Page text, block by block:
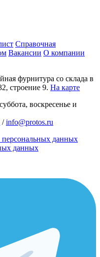
Справочная
Вакансии О компании
фурнитура со склада в
строение 9. На карте
воскресенье и
/info@protos.ru
данных
данных